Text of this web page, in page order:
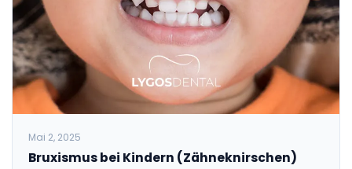
Mai 2, 2025
Bruxismus bei Kindern (Zähneknirschen)